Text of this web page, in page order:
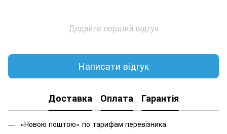
Додайте перший відгук
Написати відгук
Доставка Оплата Гарантія
«Новою поштою» по тарифам перевізника